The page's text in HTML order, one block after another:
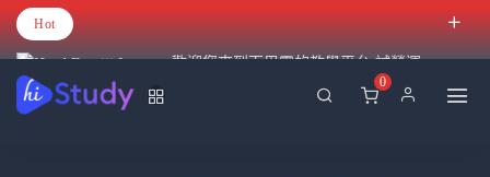
Hot
歡迎您來到百里霧的教學平台 試營運
0